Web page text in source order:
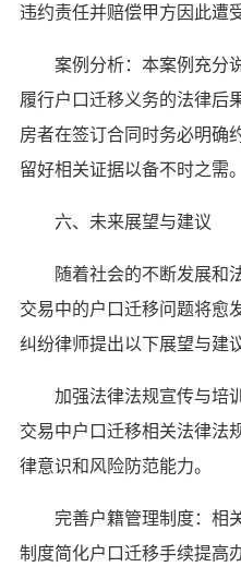
违约责任并赔偿甲方因此遭
案例分析：本案例充分
履行户口迁移义务的法律后
房者在签订合同时务必明确
留好相关证据以备不时之需。
六、未来展望与建议
随着社会的不断发展和
交易中的户口迁移问题将愈
纠纷律师提出以下展望与建议
加强法律法规宣传与培
交易中户口迁移相关法律法
律意识和风险防范能力。
完善户籍管理制度：相
制度简化户口迁移手续提高